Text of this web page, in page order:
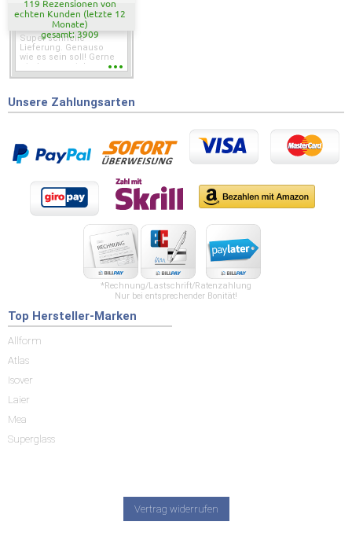
119 Rezensionen von
echten Kunden (letzte 12
Monate)
gesamt: 3909
Super schnelle
Lieferung. Genauso
wie es sein soll! Gerne
wieder wenn ich was
Unsere Zahlungsarten
*Rechnung/Lastschrift/Ratenzahlung
Nur bei entsprechender Bonität!
Top Hersteller-Marken
Allform
Atlas
Isover
Laier
Mea
Superglass
Vertrag widerrufen